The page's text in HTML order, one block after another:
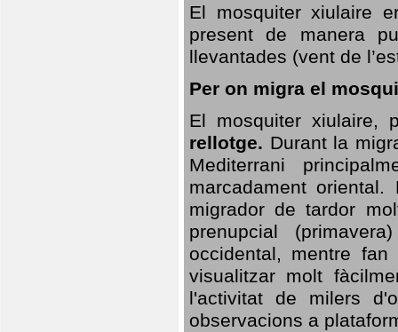
El mosquiter xiulaire
present de manera
llevantades (vent de
Per on migra el
El mosquiter xiulaire,
rellotge. Durant la
Mediterrani
marcadament
migrador de tardor
prenupcial
occidental, mentre
visualitzar molt
l'activitat de milers
observacions a